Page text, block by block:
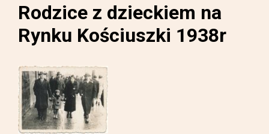
Rodzice z dzieckiem na
Rynku Kościuszki 1938r